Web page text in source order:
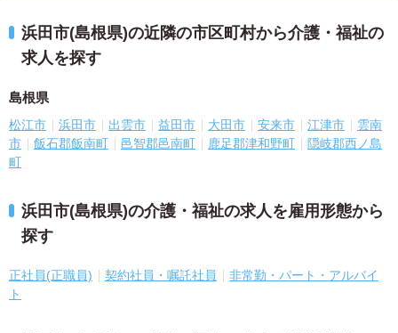
浜田市(島根県)の近隣の市区町村から介護・福祉の
求人を探す
島根県
松江市 浜田市 出雲市 益田市 大田市 安来市 江津市
雲南
市
飯石郡飯南町 邑智郡邑南町 鹿足郡津和野町
隠岐郡西ノ島
町
浜田市(島根県)の介護・福祉の求人を雇用形態から
探す
正社員(正職員) 契約社員・嘱託社員
非常勤・パート・アルバイ
ト